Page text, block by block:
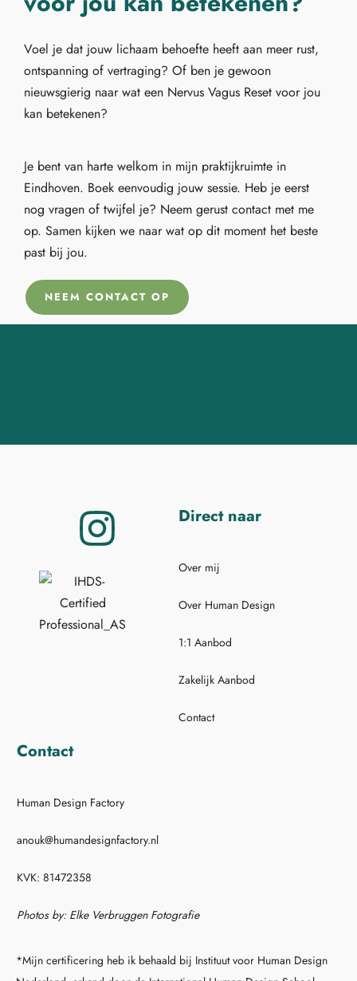
Voel je dat jouw lichaam behoefte heeft aan meer rust,
ontspanning of vertraging? Of ben je gewoon
nieuwsgierig naar wat een Nervus Vagus Reset voor jou
kan betekenen?
Je bent van harte welkom in mijn praktijkruimte in
Eindhoven. Boek eenvoudig jouw sessie. Heb je eerst
nog vragen of twijfel je? Neem gerust contact met me
op. Samen kijken we naar wat op dit moment het beste
past bij jou.
NEEM CONTACT OP
Direct naar
Over mij
Over Human Design
1:1 Aanbod
Zakelijk Aanbod
Contact
Contact
Human Design Factory
anouk@humandesignfactory.nl
KVK: 81472358
Photos by: Elke Verbruggen Fotografie
*Mijn certificering heb ik behaald bij Instituut voor Human Design